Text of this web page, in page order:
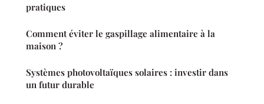
pratiques
Comment éviter le gaspillage alimentaire à la
maison ?
Systèmes photovoltaïques solaires : investir dans
un futur durable